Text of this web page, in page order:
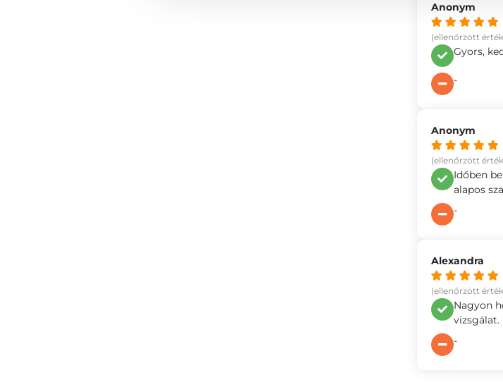
Anonym
(ellenőrzött
Gyors,
-
Anonym
(ellenőrzött
Időben
alapos
-
Alexandra
(ellenőrzött
Nagyon
vizsgálat.
-